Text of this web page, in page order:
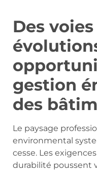
Des
gestion
des
Le paysage
environmental
cesse. Les
durabilité poussent